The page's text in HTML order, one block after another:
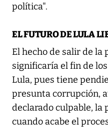
política".
EL FUTURO DE LULA
El hecho de salir de la
significaría el fin de
Lula, pues tiene
presunta corrupción,
declarado culpable, la
cuando acabe el